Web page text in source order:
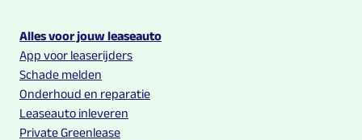
Alles voor jouw leaseauto
App voor leaserijders
Schade melden
Onderhoud en reparatie
Leaseauto inleveren
Private Greenlease